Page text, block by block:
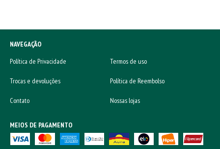
NAVEGAÇÃO
Política de Privacidade
Termos de uso
Trocas e devoluções Política de Reembolso
Contato Nossas lojas
MEIOS DE PAGAMENTO